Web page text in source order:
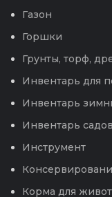
Газон
Горшки
Грунты, торф,
Инвентарь для
Инвентарь
Инвентарь
Инструмент
Корма для